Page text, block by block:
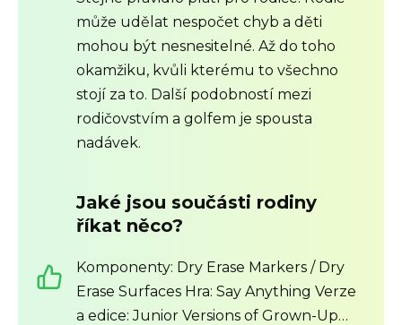
může udělat nespočet chyb a děti
mohou být nesnesitelné. Až do toho
okamžiku, kvůli kterému to všechno
stojí za to. Další podobností mezi
rodičovstvím a golfem je spousta
nadávek.
Jaké jsou součásti rodiny
říkat něco?
Komponenty: Dry Erase Markers / Dry
Erase Surfaces Hra: Say Anything Verze
a edice: Junior Versions of Grown-Up…